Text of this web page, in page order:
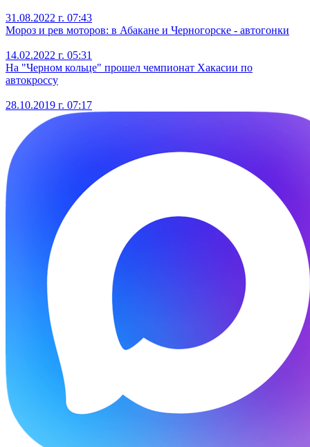
31.08.2022 г. 07:43
Мороз и рев моторов: в Абакане и Черногорске - автогонки
14.02.2022 г. 05:31
На "Черном кольце" прошел чемпионат Хакасии по
автокроссу
28.10.2019 г. 07:17